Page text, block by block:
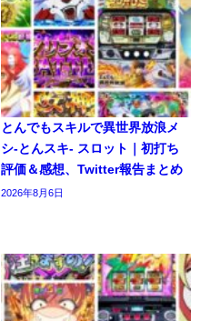
とんでもスキルで異世界放浪メ
シ-とんスキ- スロット｜初打ち
評価＆感想、Twitter報告まとめ
2026年8月6日